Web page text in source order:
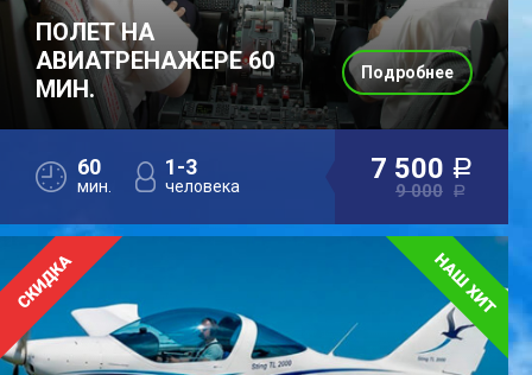
ПОЛЕТ НА
АВИАТРЕНАЖЕРЕ 60
МИН.
60
мин.
1-3
человека
7 500 a
9 000 a
Подробнее